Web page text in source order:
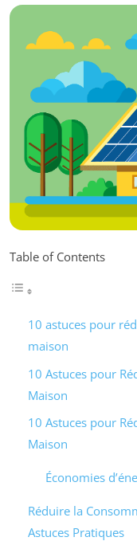
Table of Contents
10 astuces pour
maison
10 Astuces pour
Maison
10 Astuces pour
Maison
Économies
Réduire la
Astuces Pratiques